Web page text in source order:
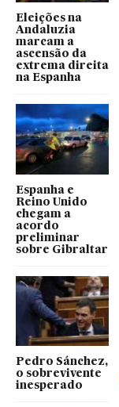
Eleições na
Andaluzia
marcam a
ascensão da
extrema direita
na Espanha
Espanha e
Reino Unido
chegam a
acordo
preliminar
sobre Gibraltar
Pedro Sánchez,
o sobrevivente
inesperado